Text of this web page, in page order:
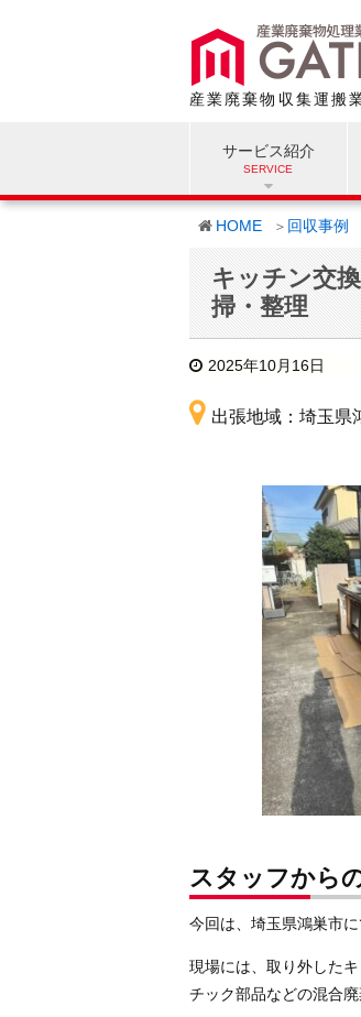
産業廃棄物収集運搬
サービス紹介
HOME 回収事例
キッチン交
掃・整理
2025年10月16日
出張地域：埼玉県
スタッフから
今回は、埼玉県鴻巣市
現場には、取り外した
チック部品などの混合